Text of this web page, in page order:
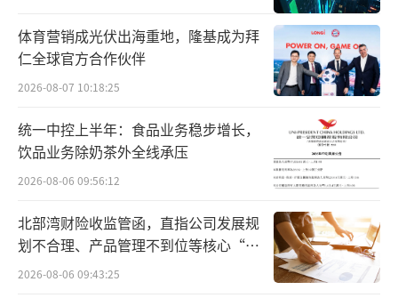
2018年初，蓝鸟生物的股价一度飙升，峰
值高达152美元/股，对应市值近300亿美元，成
为全球领先的基因治疗开发公司之一。据悉，
其核心产品Zynteglo（定价280万美元）、Sky
sona（300万美元）和Lyfgenia（310万美元）
分别针对地中海贫血、脑肾上腺脑白质营养不
良和镰状细胞病，一度被行业寄予“一次性治
愈”的厚望。
然而，就实际情况来看，基因治疗产品高
昂的定价和狭窄的患者群体让蓝鸟生物推行商
体育营销成光伏出海重地，隆基成为拜
仁全球官方合作伙伴
2026-08-07 10:18:25
统一中控上半年：食品业务稳步增长，
饮品业务除奶茶外全线承压
2026-08-06 09:56:12
北部湾财险收监管函，直指公司发展规
划不合理、产品管理不到位等核心“痛
点”
2026-08-06 09:43:25